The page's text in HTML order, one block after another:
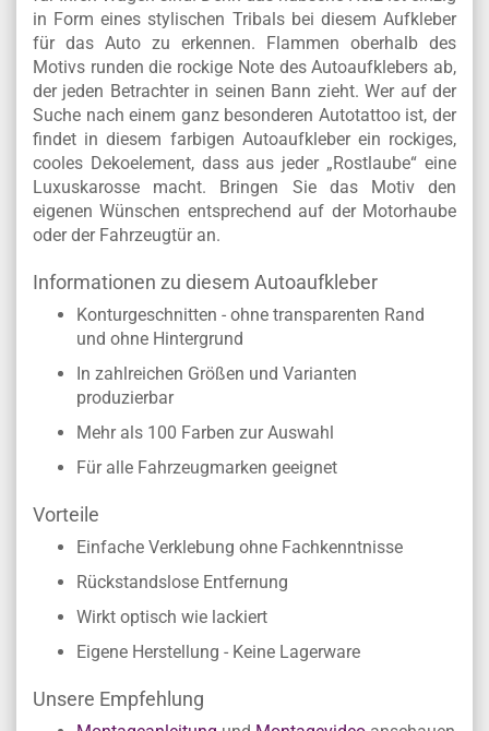
in Form eines stylischen Tribals bei diesem Aufkleber
für das Auto zu erkennen. Flammen oberhalb des
Motivs runden die rockige Note des Autoaufklebers ab,
der jeden Betrachter in seinen Bann zieht. Wer auf der
Suche nach einem ganz besonderen Autotattoo ist, der
findet in diesem farbigen Autoaufkleber ein rockiges,
cooles Dekoelement, dass aus jeder „Rostlaube“ eine
Luxuskarosse macht. Bringen Sie das Motiv den
eigenen Wünschen entsprechend auf der Motorhaube
oder der Fahrzeugtür an.
Informationen zu diesem Autoaufkleber
Konturgeschnitten - ohne transparenten Rand
und ohne Hintergrund
In zahlreichen Größen und Varianten
produzierbar
Mehr als 100 Farben zur Auswahl
Für alle Fahrzeugmarken geeignet
Vorteile
Einfache Verklebung ohne Fachkenntnisse
Rückstandslose Entfernung
Wirkt optisch wie lackiert
Eigene Herstellung - Keine Lagerware
Unsere Empfehlung